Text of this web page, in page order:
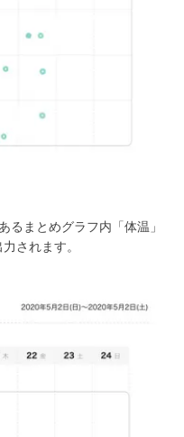
るまとめグラフ内「体温」
されます。